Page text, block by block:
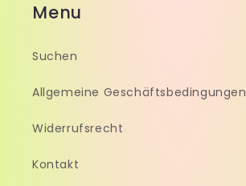
Menu
Suchen
Allgemeine Geschäftsbedingungen
Widerrufsrecht
Kontakt